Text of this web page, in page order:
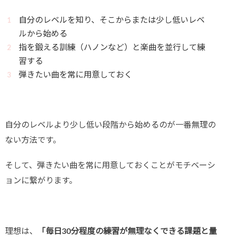
自分のレベルを知り、そこからまたは少し低いレベ
ルから始める
指を鍛える訓練（ハノンなど）と楽曲を並行して練
習する
弾きたい曲を常に用意しておく
自分のレベルより少し低い段階から始めるのが一番無理の
ない方法です。
そして、弾きたい曲を常に用意しておくことがモチベーシ
ョンに繋がります。
理想は、
「毎日30分程度の練習が無理なくできる課題と量